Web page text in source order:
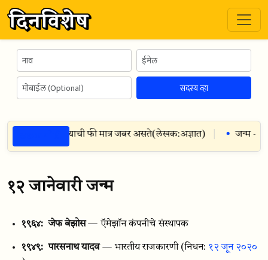
सदस्य व्हा
असतो फक्त त्याची फी मात्र जबर असते(लेखक:अज्ञात) जन्म -७
१२ जानेवारी जन्म
१९६४: जेफ बेझोस — ऍमेझॉन कंपनीचे संस्थापक
१९४९: पारसनाथ यादव — भारतीय राजकारणी (निधन: १२ जून २०२०